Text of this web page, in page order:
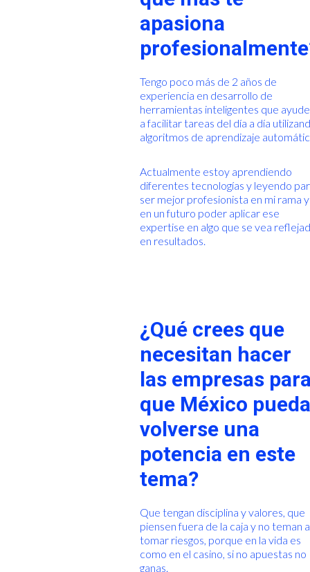
apasiona
Tengo poco más de 2 años de
experiencia en desarrollo de
herramientas inteligentes que
a facilitar tareas del día a día
algoritmos de aprendizaje
Actualmente estoy aprendiendo
diferentes tecnologías y leyendo
ser mejor profesionista en mi rama y
en un futuro poder aplicar ese
expertise en algo que se vea
en resultados.
¿Qué crees que
necesitan hacer
las empresas
que México
volverse una
potencia en este
tema?
Que tengan disciplina y valores, que
piensen fuera de la caja y no teman a
tomar riesgos, porque en la vida es
como en el casino, si no apuestas no
ganas.